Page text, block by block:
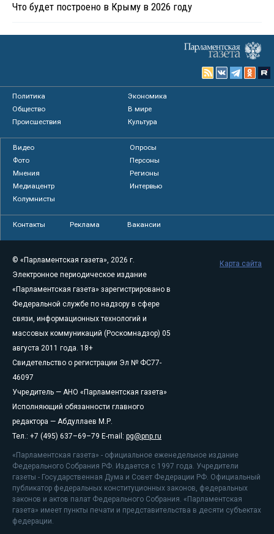
Что будет построено в Крыму в 2026 году
Политика
Экономика
Общество
В мире
Происшествия
Культура
Видео
Опросы
Фото
Персоны
Мнения
Регионы
Медиацентр
Интервью
Колумнисты
Контакты Реклама Вакансии
© «Парламентская газета», 2026 г.
Электронное периодическое издание
«Парламентская газета» зарегистрировано в
Федеральной службе по надзору в сфере
связи, информационных технологий и
массовых коммуникаций (Роскомнадзор) 05
августа 2011 года. 18+
Свидетельство о регистрации Эл № ФС77-
46097
Учредитель — АНО «Парламентская газета»
Исполняющий обязанности главного
редактора — Абдуллаев М.Р.
Тел.: +7 (495) 637–69–79 E-mail: pg@pnp.ru
«Парламентская газета» - официальное еженедельное издание
Федерального Собрания РФ. Издается с 1997 года. Учредители
газеты - Государственная Дума и Совет Федерации РФ. Официальный
публикатор федеральных конституционных законов, федеральных
законов и актов палат Федерального Собрания. «Парламентская
газета» имеет пункты печати и представительства в десяти субъектах
федерации.
Карта сайта